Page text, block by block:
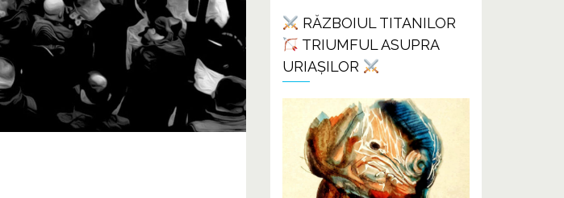
RĂZBOIUL TITANILOR
TRIUMFUL ASUPRA
URIAȘILOR